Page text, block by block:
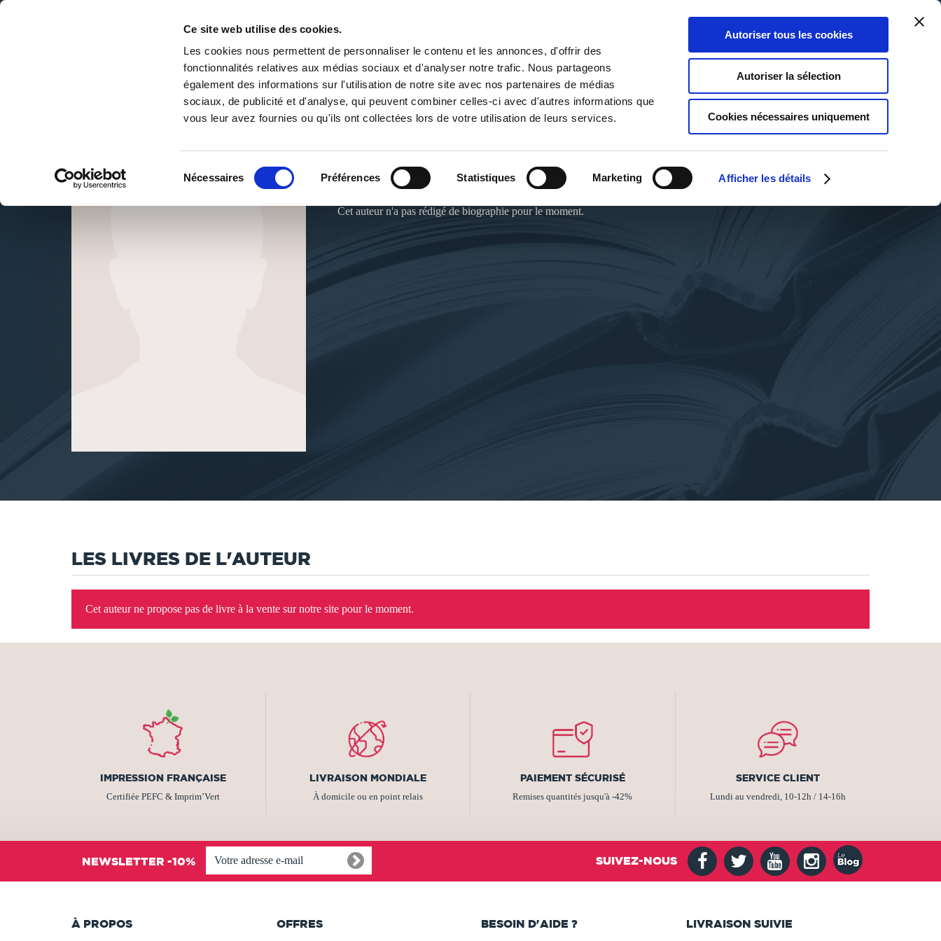
Ce site web utilise des cookies.
Les cookies nous permettent de personnaliser le contenu et les annonces, d'offrir des
fonctionnalités relatives aux médias sociaux et d'analyser notre trafic. Nous partageons
également des informations sur l'utilisation de notre site avec nos partenaires de médias
sociaux, de publicité et d'analyse, qui peuvent combiner celles-ci avec d'autres informations que
vous leur avez fournies ou qu'ils ont collectées lors de votre utilisation de leurs services.
Nécessaires Préférences Statistiques Marketing Afficher les détails
Autoriser tous les cookies
Autoriser la sélection
Cookies nécessaires uniquement
DE LA PAGE BLANCHE... AU BEST SELLER
0
Panier
0
Ma liste
Connexion
PUBLIER UN LIVRE LIBRAIRIE
Abdallah Falaki
ABDALLAH FALAKI
Cet auteur n'a pas rédigé de biographie pour le moment.
LES LIVRES DE L'AUTEUR
Cet auteur ne propose pas de livre à la vente sur notre site pour le moment.
IMPRESSION FRANÇAISE
Certifiée PEFC & Imprim’Vert
LIVRAISON MONDIALE
À domicile ou en point relais
PAIEMENT SÉCURISÉ
Remises quantités jusqu'à -42%
SERVICE CLIENT
Lundi au vendredi, 10-12h / 14-16h
NEWSLETTER -10% SUIVEZ-NOUS
À PROPOS OFFRES BESOIN D'AIDE ? LIVRAISON SUIVIE